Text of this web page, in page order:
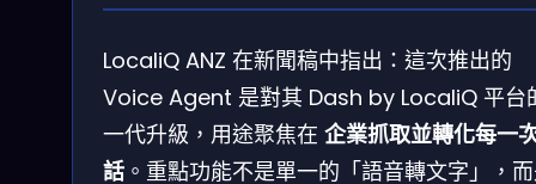
LocaliQ ANZ 在新聞稿中指出：這次推出的
Voice Agent 是對其 Dash by LocaliQ 平台
一代升級，用途聚焦在 企業抓取並轉化每一
話 。重點功能不是單一的「語音轉文字」，